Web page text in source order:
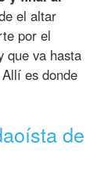
el altar
por el
que va hasta
es donde
de